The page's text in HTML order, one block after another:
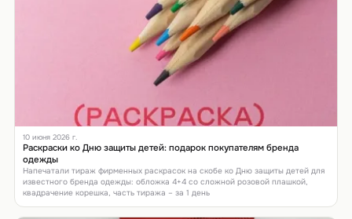
10 июня 2026 г.
Раскраски ко Дню защиты детей: подарок покупателям бренда
одежды
Напечатали тираж фирменных раскрасок на скобе ко Дню защиты детей для
известного бренда одежды: обложка 4+4 со сложной розовой плашкой,
квадрачение корешка, часть тиража – за 1 день